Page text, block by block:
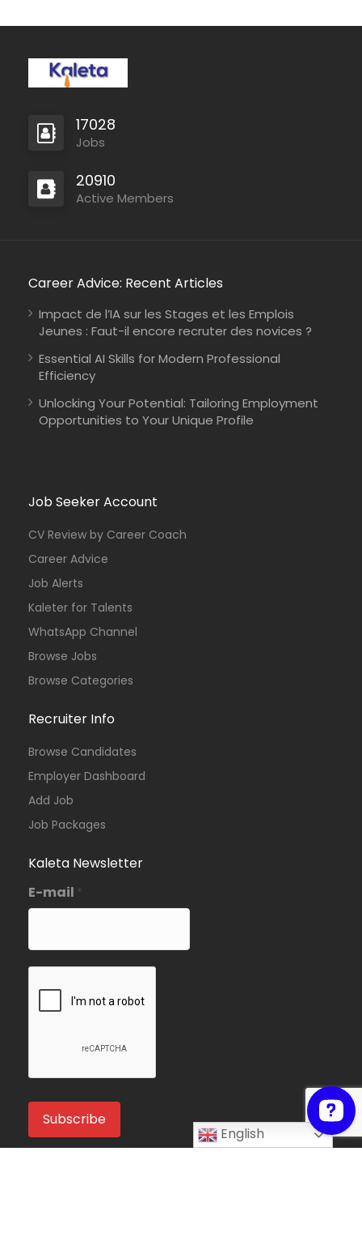
17028
Jobs
20910
Active Members
Career Advice: Recent Articles
Impact de l’IA sur les Stages et les Emplois
Jeunes : Faut-il encore recruter des novices ?
Essential AI Skills for Modern Professional
Efficiency
Unlocking Your Potential: Tailoring Employment
Opportunities to Your Unique Profile
Job Seeker Account
CV Review by Career Coach
Career Advice
Job Alerts
Kaleter for Talents
WhatsApp Channel
Browse Jobs
Browse Categories
Recruiter Info
Browse Candidates
Employer Dashboard
Add Job
Job Packages
Kaleta Newsletter
E-mail *
English